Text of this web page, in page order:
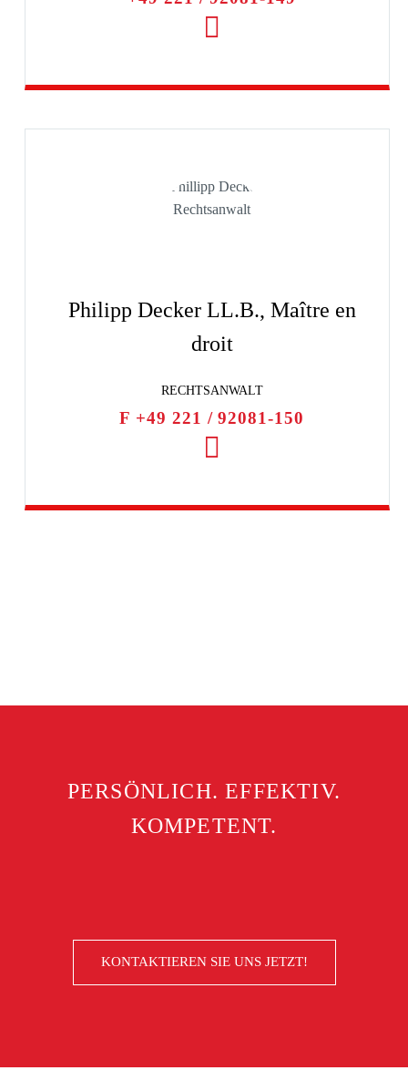
Philipp Decker LL.B., Maître en
droit
RECHTSANWALT
F +49 221 / 92081-150
PERSÖNLICH. EFFEKTIV.
KOMPETENT.
KONTAKTIEREN SIE UNS JETZT!